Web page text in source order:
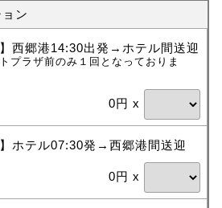
ン
】西郷港14:30出発→ホテル間送迎
プラザ前のみ１回となっておりま
0円 x
】ホテル07:30発→西郷港間送迎
0円 x